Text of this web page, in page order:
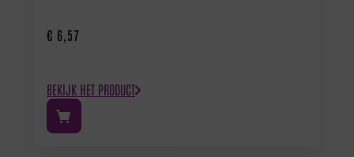
€ 6,57
BEKIJK HET PRODUCT